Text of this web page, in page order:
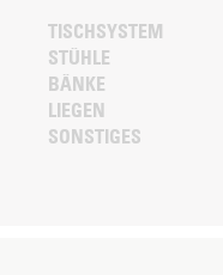
TISCHSYSTEM
STÜHLE
BÄNKE
LIEGEN
SONSTIGES